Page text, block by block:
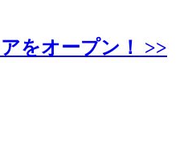
をオープン！ >>